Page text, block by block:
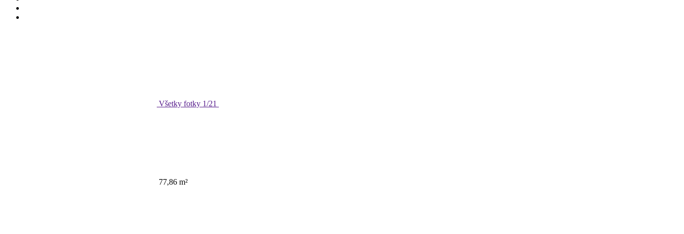
Všetky fotky 1/21
77,86 m²